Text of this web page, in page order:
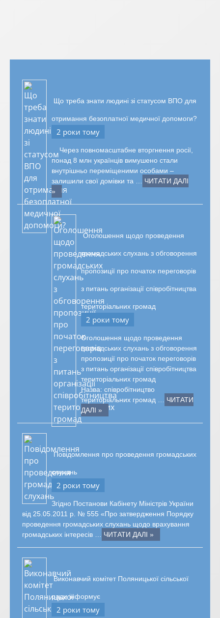
Що треба знати людині зі статусом ВПО для
отримання безоплатної медичної допомоги?
2 роки тому
Через повномасштабне вторгнення росії,
понад 8 млн українців вимушено стали
внутрішньо переміщеними особами –
залишили свої домівки та … ЧИТАТИ ДАЛІ
»
Оголошення щодо проведення
громадських слухань з обговорення
пропозиції про початок переговорів
з питань організації співробітництва
територіальних громад
2 роки тому
Оголошення щодо проведення
громадських слухань з обговорення
пропозиції про початок переговорів
з питань організації співробітництва
територіальних громад
Назва: співробітництво
територіальних громад … ЧИТАТИ
ДАЛІ »
Повідомлення про проведення громадських
слухань
2 роки тому
Згідно Постанови Кабінету Міністрів України
від 25.05.2011 р. № 555 «Про затвердження Порядку
проведення громадських слухань щодо врахування
громадських інтересів … ЧИТАТИ ДАЛІ »
Виконавчий комітет Поляницької сільської
ради інформує
2 роки тому